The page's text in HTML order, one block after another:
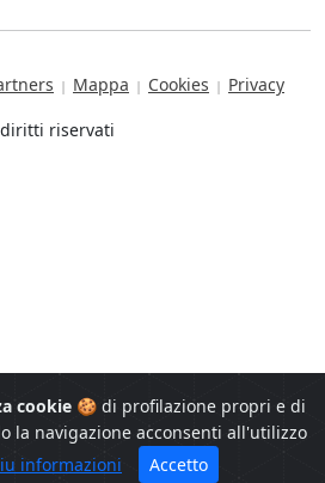
cookie 🍪 di profilazione propri e di
la navigazione acconsenti all'utilizzo
informazioni Accetto
| Mappa | Cookies | Privacy
riservati